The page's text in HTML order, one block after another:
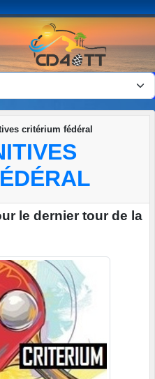
critérium fédéral
le dernier tour de la